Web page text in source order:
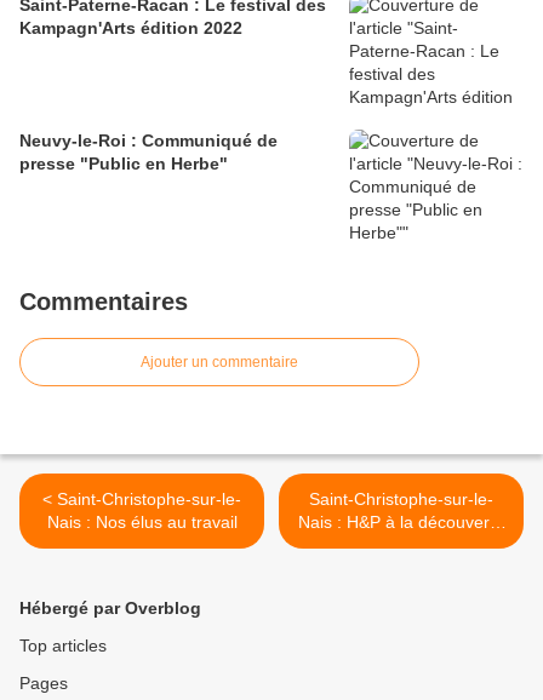
Saint-Paterne-Racan : Le festival des
Kampagn'Arts édition 2022
Neuvy-le-Roi : Communiqué de
presse "Public en Herbe"
Commentaires
Ajouter un commentaire
< Saint-Christophe-sur-le-
Nais : Nos élus au travail
Saint-Christophe-sur-le-
Nais : H&P à la découverte
de Coëmont (1) >
Hébergé par Overblog
Top articles
Pages